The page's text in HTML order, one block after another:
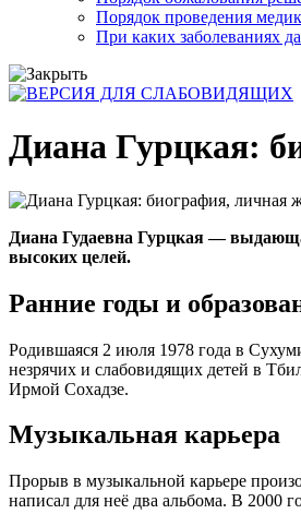
Порядок проведения
При каких заболеваниях
Диана Гурцкая:
Диана Гудаевна Гурцкая —
высоких целей.
Ранние годы и
Родившаяся 2 июля 1978 года в
незрячих и слабовидящих детей в
Ирмой Сохадзе.
Музыкальная карьера
Прорыв в музыкальной карьере
написал для неё два альбома. В 2000